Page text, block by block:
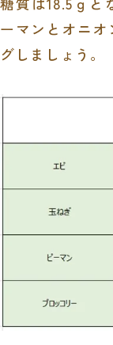
ーマンとオニ
グしましょう。